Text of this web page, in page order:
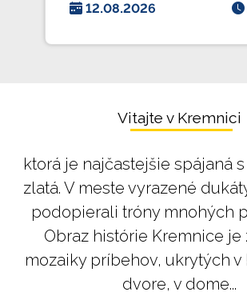
12.08.2026
Vitajte v Kremnici
ktorá je najčastejšie spájaná
zlatá. V meste vyrazené
podopierali tróny mnohých
Obraz histórie Kremnice je
mozaiky príbehov, ukrytých v
dvore, v dome...